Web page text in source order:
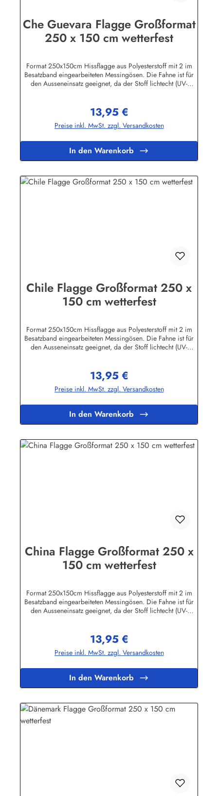
Che Guevara Flagge Großformat
250 x 150 cm wetterfest
Format 250x150cm Hissflagge aus Polyesterstoff mit 2 im
Besatzband eingearbeiteten Messingösen. Die Fahne ist für
den Ausseneinsatz geeignet, da der Stoff lichtecht (UV-
Wir führen eine große Auswahl an Länder- und
Sonderflaggen, XXL-Flaggen, Bootsflaggen und
Tischflaggen.Herstellerinformationen:Fahnen-Shop - Axel
Regulärer Preis:
13,95 €
Preise inkl. MwSt. zzgl. Versandkosten
In den Warenkorb
Chile Flagge Großformat 250 x
150 cm wetterfest
Format 250x150cm Hissflagge aus Polyesterstoff mit 2 im
Besatzband eingearbeiteten Messingösen. Die Fahne ist für
den Ausseneinsatz geeignet, da der Stoff lichtecht (UV-
Wir führen eine große Auswahl an Länder- und
Sonderflaggen, XXL-Flaggen, Bootsflaggen und
Tischflaggen.Herstellerinformationen:Fahnen-Shop - Axel
Regulärer Preis:
13,95 €
Preise inkl. MwSt. zzgl. Versandkosten
In den Warenkorb
China Flagge Großformat 250 x
150 cm wetterfest
Format 250x150cm Hissflagge aus Polyesterstoff mit 2 im
Besatzband eingearbeiteten Messingösen. Die Fahne ist für
den Ausseneinsatz geeignet, da der Stoff lichtecht (UV-
Wir führen eine große Auswahl an Länder- und
Sonderflaggen, XXL-Flaggen, Bootsflaggen und
Tischflaggen.Herstellerinformationen:Fahnen-Shop - Axel
Regulärer Preis:
13,95 €
Preise inkl. MwSt. zzgl. Versandkosten
In den Warenkorb